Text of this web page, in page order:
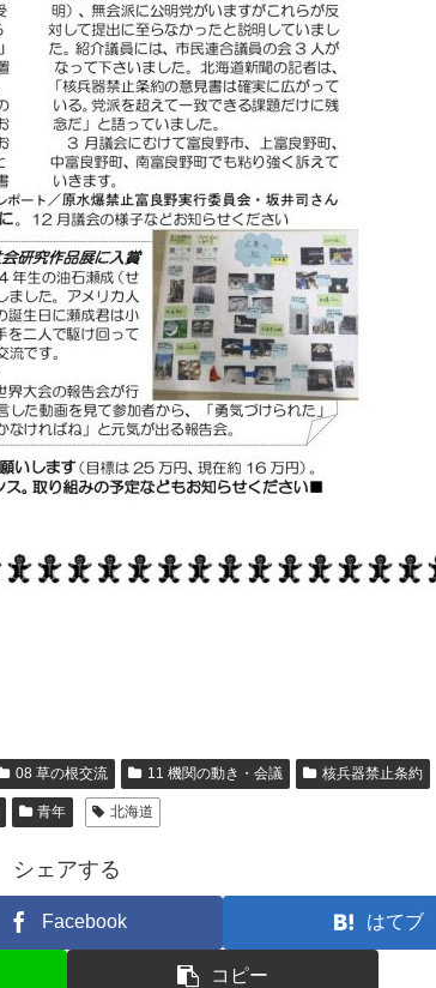
08 草の根交流 11 機関の動き・会議 核兵器禁止条約
青年 北海道
シェアする
Facebook はてブ
コピー